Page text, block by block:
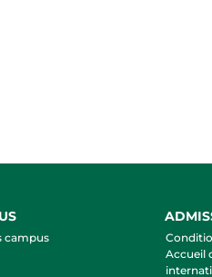
campus
Accueil